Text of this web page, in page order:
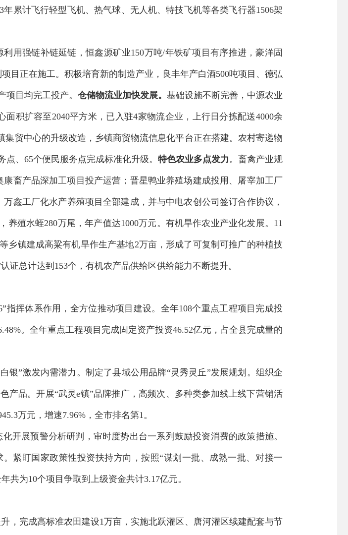
年累计飞行轻型飞机、热气球、无人机、特技飞机等各类飞行器1506架
利用强链补链延链，恒鑫源矿业150万吨/年铁矿项目有序推进，豪洋固
目正在施工。积极培育新的制造产业，良丰年产白酒500吨项目、德弘
目均完工投产。 仓储物流业加快发展。 基础设施不断完善， 中源农业
面积扩容至2040平方米，已入驻4家物流企业，上行日分拣配送4000余
集贸中心的升级改造，乡镇商贸物流信息化平台正在搭建。农村寄递物
点、 65个便民服务点完成标准化升级。 特色农业多点发力。畜禽产业规
康畜产品深加工项目投产运营；晋星鸭业养殖场建成投用、屠宰加工厂
万鑫工厂化水产养殖项目全部建成，并与中电农创公司签订合作协议，
养殖水蛭280万尾，年产值达1000万元。有机旱作农业产业化发展。 11
乡镇建成高粱有机旱作生产基地2万亩，形成了可复制可推广的种植技
认证总计达到 153个，有机农产品供给区供给能力不断提升。
”指挥体系作用， 全方位推动项目建设。全年108个重点工程项目完成投
。全年重点工程项目完成固定资产投资46.52亿元，占全县完成量的
银”激发内需潜力。制定了县域公用品牌“灵秀灵丘”发展规划 。 组织企
产品。开展“武灵e镇”品牌推广， 高频次、多种类参加线上线下营销活
万元，增速7.96% ，全市排名第1。
化开展预警分析研判， 审时度势出台一系列鼓励投资消费的政策措施。
紧盯国家政策性投资扶持方向，按照“谋划一批、成熟一批、对接一
年共为10个项目 争取到上级资金共计3.17亿元。
， 完成高标准农田建设1万亩，实施北跃灌区、唐河灌区续建配套与节